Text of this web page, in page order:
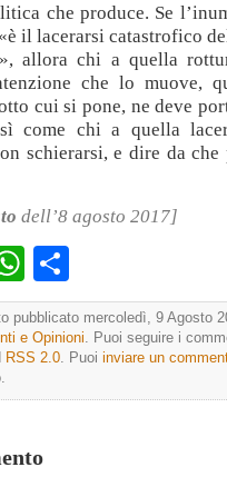
che produce. Se
il lacerarsi catastrofico
allora chi a quella
che lo muove,
cui si pone, ne deve
come chi a quella
schierarsi, e dire da che
dell’8 agosto 2017]
WhatsApp
pubblicato mercoledì, 9 Agosto
e Opinioni. Puoi seguire i
RSS 2.0. Puoi inviare un